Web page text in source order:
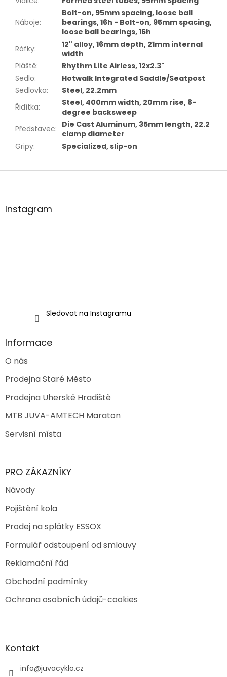
Náboje:
Bolt-on, 95mm spacing, loose ball
bearings, 16h - Bolt-on, 95mm spacing,
loose ball bearings, 16h
Ráfky:
12" alloy, 16mm depth, 21mm internal
width
Pláště:
Rhythm Lite Airless, 12x2.3"
Sedlo:
Hotwalk Integrated Saddle/Seatpost
Sedlovka:
Steel, 22.2mm
Řidítka:
Steel, 400mm width, 20mm rise, 8-
degree backsweep
Představec: Die Cast Aluminum, 35mm length, 22.2
clamp diameter
Gripy: Specialized, slip-on
Z
aInstagram
Sledovat na Instagramu
Informace
O nás
Prodejna Staré Město
Prodejna Uherské Hradiště
MTB JUVA-AMTECH Maraton
Servisní místa
PRO ZÁKAZNÍKY
Návody
Pojištění kola
Prodej na splátky ESSOX
Formulář odstoupení od smlouvy
Reklamační řád
Obchodní podmínky
Ochrana osobních údajů-cookies
Kontakt
info@juvacyklo.cz